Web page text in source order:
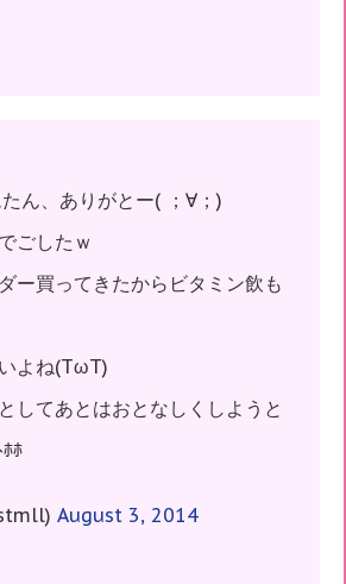
ん、ありがとー( ；∀；)
ごしたｗ
ー買ってきたからビタミン飲も
よね(TωT)
してあとはおとなしくしようと
ﾎ
August 3, 2014